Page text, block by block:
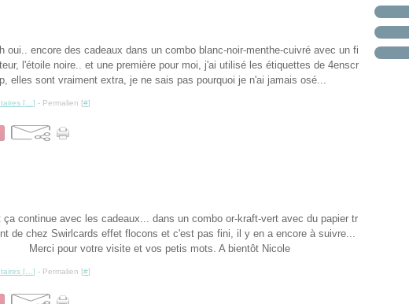
oui.. encore des cadeaux dans un combo blanc-noir-menthe-cuivré avec un fi
l'étoile noire.. et une première pour moi, j'ai utilisé les étiquettes de 4enscr
elles sont vraiment extra, je ne sais pas pourquoi je n'ai jamais osé...
[ ] - Permalien [#]
ça continue avec les cadeaux... dans un combo or-kraft-vert avec du papier tr
de chez Swirlcards effet flocons et c'est pas fini, il y en a encore à suivre...
Merci pour votre visite et vos petis mots. A bientôt Nicole
[ ] - Permalien [#]
Mars